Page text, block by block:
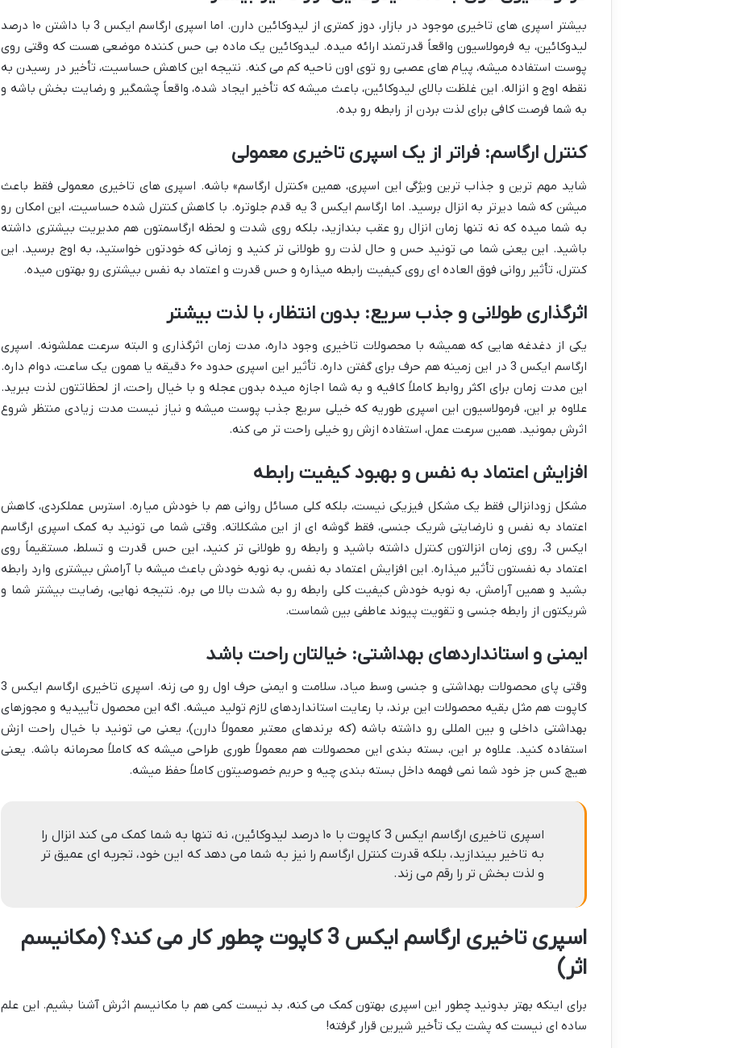
بیشتر اسپری های تاخیری موجود در بازار، دوز کمتری از لیدوکائین دارن. اما اسپری ارگاسم ایکس 3 با داشتن ۱۰ درصد
لیدوکائین، یه فرمولاسیون واقعاً قدرتمند ارائه میده. لیدوکائین یک ماده بی حس کننده موضعی هست که وقتی روی
پوست استفاده میشه، پیام های عصبی رو توی اون ناحیه کم می کنه. نتیجه این کاهش حساسیت، تأخیر در رسیدن به
نقطه اوج و انزاله. این غلظت بالای لیدوکائین، باعث میشه که تأخیر ایجاد شده، واقعاً چشمگیر و رضایت بخش باشه و
به شما فرصت کافی برای لذت بردن از رابطه رو بده.
کنترل ارگاسم: فراتر از یک اسپری تاخیری معمولی
شاید مهم ترین و جذاب ترین ویژگی این اسپری، همین «کنترل ارگاسم» باشه. اسپری های تاخیری معمولی فقط باعث
میشن که شما دیرتر به انزال برسید. اما ارگاسم ایکس 3 یه قدم جلوتره. با کاهش کنترل شده حساسیت، این امکان رو
به شما میده که نه تنها زمان انزال رو عقب بندازید، بلکه روی شدت و لحظه ارگاسمتون هم مدیریت بیشتری داشته
باشید. این یعنی شما می تونید حس و حال لذت رو طولانی تر کنید و زمانی که خودتون خواستید، به اوج برسید. این
کنترل، تأثیر روانی فوق العاده ای روی کیفیت رابطه میذاره و حس قدرت و اعتماد به نفس بیشتری رو بهتون میده.
اثرگذاری طولانی و جذب سریع: بدون انتظار، با لذت بیشتر
یکی از دغدغه هایی که همیشه با محصولات تاخیری وجود داره، مدت زمان اثرگذاری و البته سرعت عملشونه. اسپری
ارگاسم ایکس 3 در این زمینه هم حرف برای گفتن داره. تأثیر این اسپری حدود ۶۰ دقیقه یا همون یک ساعت، دوام داره.
این مدت زمان برای اکثر روابط کاملاً کافیه و به شما اجازه میده بدون عجله و با خیال راحت، از لحظاتتون لذت ببرید.
علاوه بر این، فرمولاسیون این اسپری طوریه که خیلی سریع جذب پوست میشه و نیاز نیست مدت زیادی منتظر شروع
اثرش بمونید. همین سرعت عمل، استفاده ازش رو خیلی راحت تر می کنه.
افزایش اعتماد به نفس و بهبود کیفیت رابطه
مشکل زودانزالی فقط یک مشکل فیزیکی نیست، بلکه کلی مسائل روانی هم با خودش میاره. استرس عملکردی، کاهش
اعتماد به نفس و نارضایتی شریک جنسی، فقط گوشه ای از این مشکلاته. وقتی شما می تونید به کمک اسپری ارگاسم
ایکس 3، روی زمان انزالتون کنترل داشته باشید و رابطه رو طولانی تر کنید، این حس قدرت و تسلط، مستقیماً روی
اعتماد به نفستون تأثیر میذاره. این افزایش اعتماد به نفس، به نوبه خودش باعث میشه با آرامش بیشتری وارد رابطه
بشید و همین آرامش، به نوبه خودش کیفیت کلی رابطه رو به شدت بالا می بره. نتیجه نهایی، رضایت بیشتر شما و
شریکتون از رابطه جنسی و تقویت پیوند عاطفی بین شماست.
ایمنی و استانداردهای بهداشتی: خیالتان راحت باشد
وقتی پای محصولات بهداشتی و جنسی وسط میاد، سلامت و ایمنی حرف اول رو می زنه. اسپری تاخیری ارگاسم ایکس 3
کاپوت هم مثل بقیه محصولات این برند، با رعایت استانداردهای لازم تولید میشه. اگه این محصول تأییدیه و مجوزهای
بهداشتی داخلی و بین المللی رو داشته باشه (که برندهای معتبر معمولاً دارن)، یعنی می تونید با خیال راحت ازش
استفاده کنید. علاوه بر این، بسته بندی این محصولات هم معمولاً طوری طراحی میشه که کاملاً محرمانه باشه. یعنی
هیچ کس جز خود شما نمی فهمه داخل بسته بندی چیه و حریم خصوصیتون کاملاً حفظ میشه.
اسپری تاخیری ارگاسم ایکس 3 کاپوت با ۱۰ درصد لیدوکائین، نه تنها به شما کمک می کند انزال را
به تاخیر بیندازید، بلکه قدرت کنترل ارگاسم را نیز به شما می دهد که این خود، تجربه ای عمیق تر
و لذت بخش تر را رقم می زند.
اسپری تاخیری ارگاسم ایکس 3 کاپوت چطور کار می کند؟ (مکانیسم
اثر)
برای اینکه بهتر بدونید چطور این اسپری بهتون کمک می کنه، بد نیست کمی هم با مکانیسم اثرش آشنا بشیم. این علم
ساده ای نیست که پشت یک تأخیر شیرین قرار گرفته!